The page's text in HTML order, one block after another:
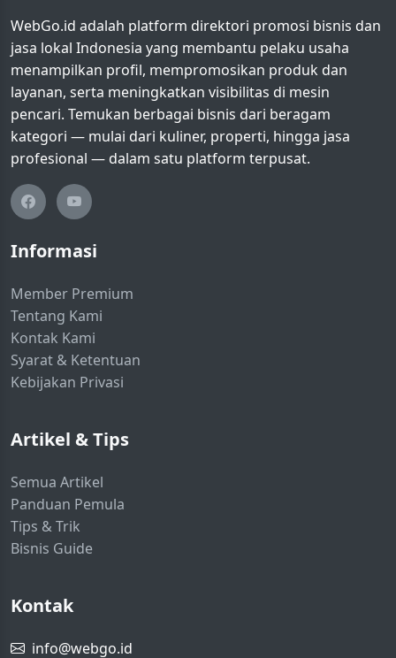
WebGo.id adalah platform direktori promosi bisnis dan
jasa lokal Indonesia yang membantu pelaku usaha
menampilkan profil, mempromosikan produk dan
layanan, serta meningkatkan visibilitas di mesin
pencari. Temukan berbagai bisnis dari beragam
kategori — mulai dari kuliner, properti, hingga jasa
profesional — dalam satu platform terpusat.
Informasi
Member Premium
Tentang Kami
Kontak Kami
Syarat & Ketentuan
Kebijakan Privasi
Artikel & Tips
Semua Artikel
Panduan Pemula
Tips & Trik
Bisnis Guide
Kontak
info@webgo.id